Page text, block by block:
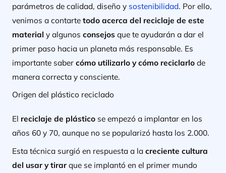
parámetros de calidad, diseño y sostenibilidad. Por ello,
venimos a contartetodo acerca del reciclaje de este
material y algunos consejos que te ayudarán a dar el
primer paso hacia un planeta más responsable. Es
importante sabercómo utilizarlo y cómo reciclarlode
manera correcta y consciente.
Origen del plástico reciclado
El reciclaje de plásticose empezó a implantar en los
años 60 y 70, aunque no se popularizó hasta los 2.000.
Esta técnica surgió en respuesta a la creciente cultura
del usar y tirarque se implantó en el primer mundo